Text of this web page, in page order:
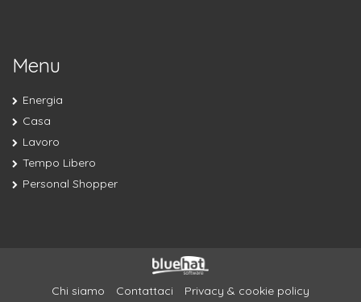
Menu
Energia
Casa
Lavoro
Tempo Libero
Personal Shopper
Chi siamo Contattaci
Privacy & cookie policy